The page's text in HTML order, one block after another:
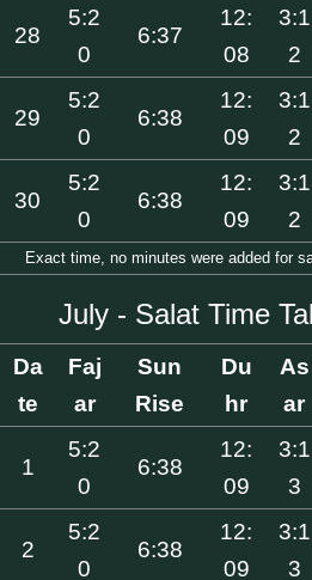
28
5:2
0
6:37
12:
08
3:1
2
29
5:2
0
6:38
12:
09
3:1
2
30
5:2
0
6:38
12:
09
3:1
2
Exact time, no minutes were added for
July - Salat Time
Da
te
Faj
ar
Sun
Rise
Du
hr
As
ar
1
5:2
0
6:38
12:
09
3:1
3
2
5:2
0
6:38
12:
09
3:1
3